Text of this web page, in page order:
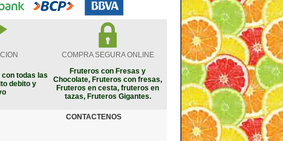
COMPRA SEGURA ONLINE
todas las
debito y
Fruteros con Fresas y
Chocolate, Fruteros con fresas,
Fruteros en cesta, fruteros en
tazas, Fruteros Gigantes.
CONTACTENOS